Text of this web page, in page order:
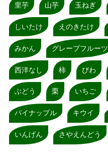
里芋 山芋 玉ねぎ
しいたけ えのきたけ
みかん グレープフルーツ
西洋なし 柿 びわ
ぶどう 栗 いちご
パイナップル キウイ
いんげん さやえんどう